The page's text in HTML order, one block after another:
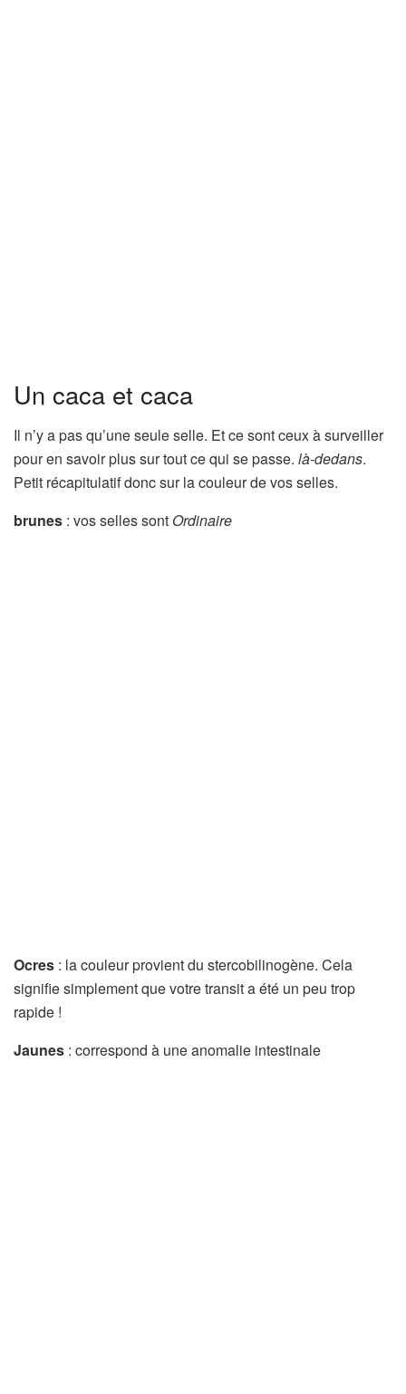
Un caca et caca
Il n’y a pas qu’une seule selle. Et ce sont ceux à surveiller
pour en savoir plus sur tout ce qui se passe. là-dedans.
Petit récapitulatif donc sur la couleur de vos selles.
brunes : vos selles sont Ordinaire
Ocres : la couleur provient du stercobilinogène. Cela
signifie simplement que votre transit a été un peu trop
rapide !
Jaunes : correspond à une anomalie intestinale